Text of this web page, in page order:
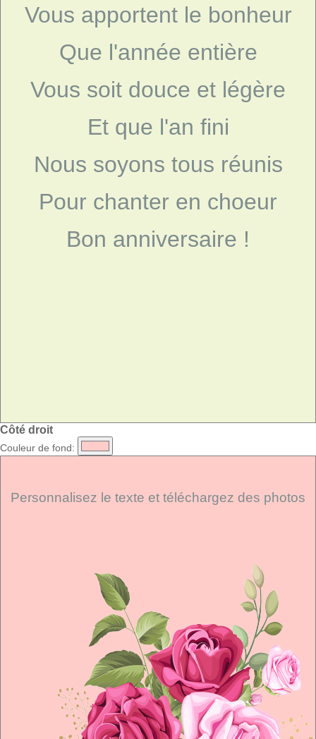
Vous apportent le bonheur
Que l'année entière
Vous soit douce et légère
Et que l'an fini
Nous soyons tous réunis
Pour chanter en choeur
Bon anniversaire !
Côté droit
Couleur de fond:
Personnalisez le texte et téléchargez des photos